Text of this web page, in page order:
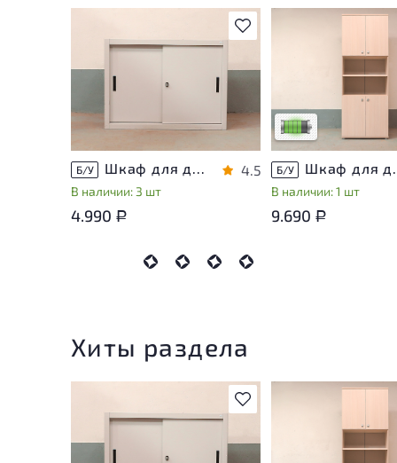
В избранное
Б/У Шкаф для документов Металл
В наличии: 3 шт
4.5
4.990 Р
незначительные
эксплуатации, не
использования
Низкая степень
Б/У Шкаф для
В наличии: 1 шт
9.690 Р
Хиты раздела
В избранное
незначительные
эксплуатации, не